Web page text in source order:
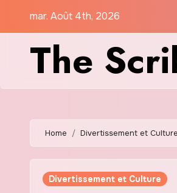
mar. Août 4th, 2026
The
Home Divertissement et Culture
Divertissement et Culture